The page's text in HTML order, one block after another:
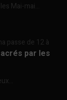
Mai-mai...
passe de 12 à
par les